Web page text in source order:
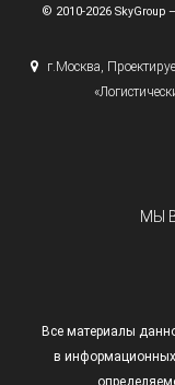
© 2010-2026 SkyGroup
г.Москва,
МЫ
Все материалы
в информационных